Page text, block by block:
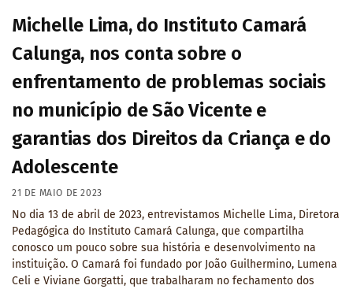
Michelle Lima, do Instituto Camará
Calunga, nos conta sobre o
enfrentamento de problemas sociais
no município de São Vicente e
garantias dos Direitos da Criança e do
Adolescente
21 DE MAIO DE 2023
No dia 13 de abril de 2023, entrevistamos Michelle Lima, Diretora
Pedagógica do Instituto Camará Calunga, que compartilha
conosco um pouco sobre sua história e desenvolvimento na
instituição. O Camará foi fundado por João Guilhermino, Lumena
Celi e Viviane Gorgatti, que trabalharam no fechamento dos